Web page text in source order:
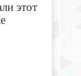
этот